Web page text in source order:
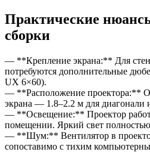
Практические
сборки
— **Крепление экрана:** Для стен
потребуются дополнительные
UX 6×60).
— **Расположение проектора:**
экрана — 1.8–2.2 м для диагонали
— **Освещение:** Проектор
помещении. Яркий свет
— **Шум:** Вентилятор в
сопоставимо с тихим